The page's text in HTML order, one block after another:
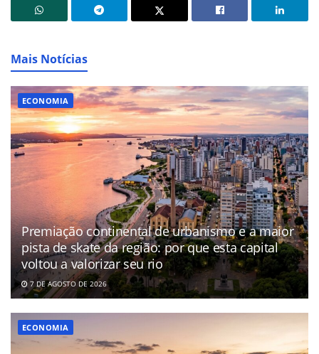
Mais Notícias
ECONOMIA
Premiação continental de urbanismo e a maior
pista de skate da região: por que esta capital
voltou a valorizar seu rio
7 DE AGOSTO DE 2026
ECONOMIA